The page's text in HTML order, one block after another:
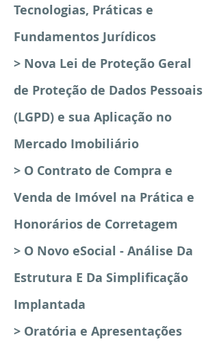
Tecnologias, Práticas e
Fundamentos Jurídicos
> Nova Lei de Proteção Geral
de Proteção de Dados Pessoais
(LGPD) e sua Aplicação no
Mercado Imobiliário
> O Contrato de Compra e
Venda de Imóvel na Prática e
Honorários de Corretagem
> O Novo eSocial - Análise Da
Estrutura E Da Simplificação
Implantada
> Oratória e Apresentações